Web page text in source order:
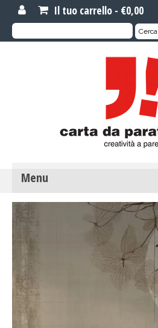
Il tuo carrello - €0,00
Cerca: Cerca
Menu
MOTIVI DI CARTA DA PARATI
Carta da parati novità
Carta da parati su misura
Carta da parati classica